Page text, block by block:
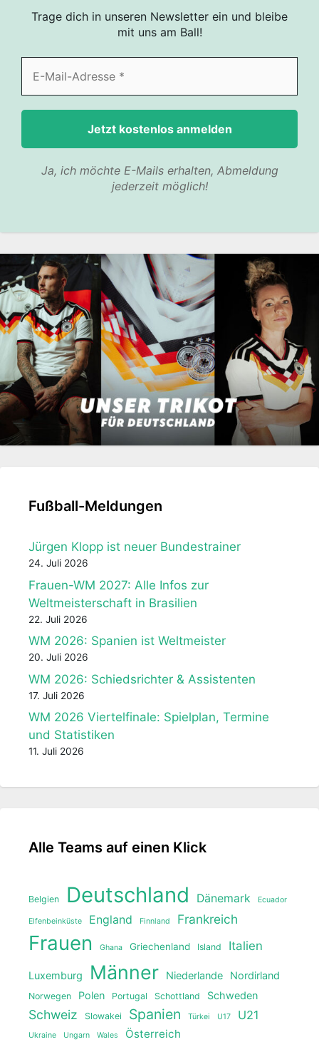
Trage dich in unseren Newsletter ein und bleibe
mit uns am Ball!
Ja, ich möchte E-Mails erhalten, Abmeldung
jederzeit möglich!
Fußball-Meldungen
Jürgen Klopp ist neuer Bundestrainer
24. Juli 2026
Frauen-WM 2027: Alle Infos zur
Weltmeisterschaft in Brasilien
22. Juli 2026
WM 2026: Spanien ist Weltmeister
20. Juli 2026
WM 2026: Schiedsrichter & Assistenten
17. Juli 2026
WM 2026 Viertelfinale: Spielplan, Termine
und Statistiken
11. Juli 2026
Alle Teams auf einen Klick
Belgien Deutschland Dänemark Ecuador
Elfenbeinküste England Finnland Frankreich
Frauen Ghana Griechenland Island Italien
Luxemburg Männer Niederlande Nordirland
Norwegen Polen Portugal Schottland Schweden
Schweiz Slowakei Spanien Türkei U17 U21
Ukraine Ungarn Wales Österreich